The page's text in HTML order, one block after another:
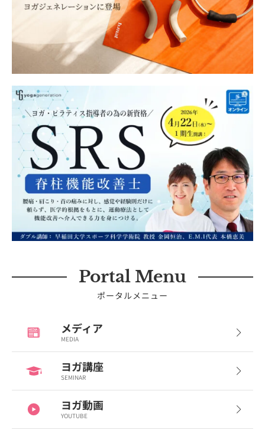
Portal Menu
ポータルメニュー
メディア
MEDIA
ヨガ講座
SEMINAR
ヨガ動画
YOUTUBE